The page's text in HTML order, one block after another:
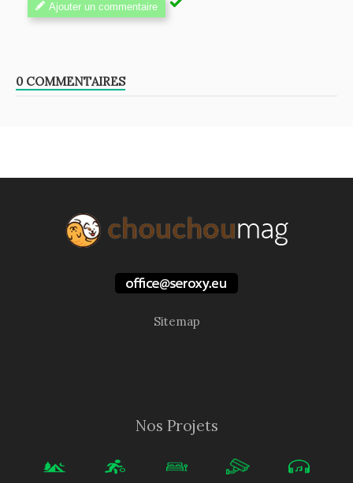
Ajouter un commentaire
0 COMMENTAIRES
Sitemap
Nos Projets